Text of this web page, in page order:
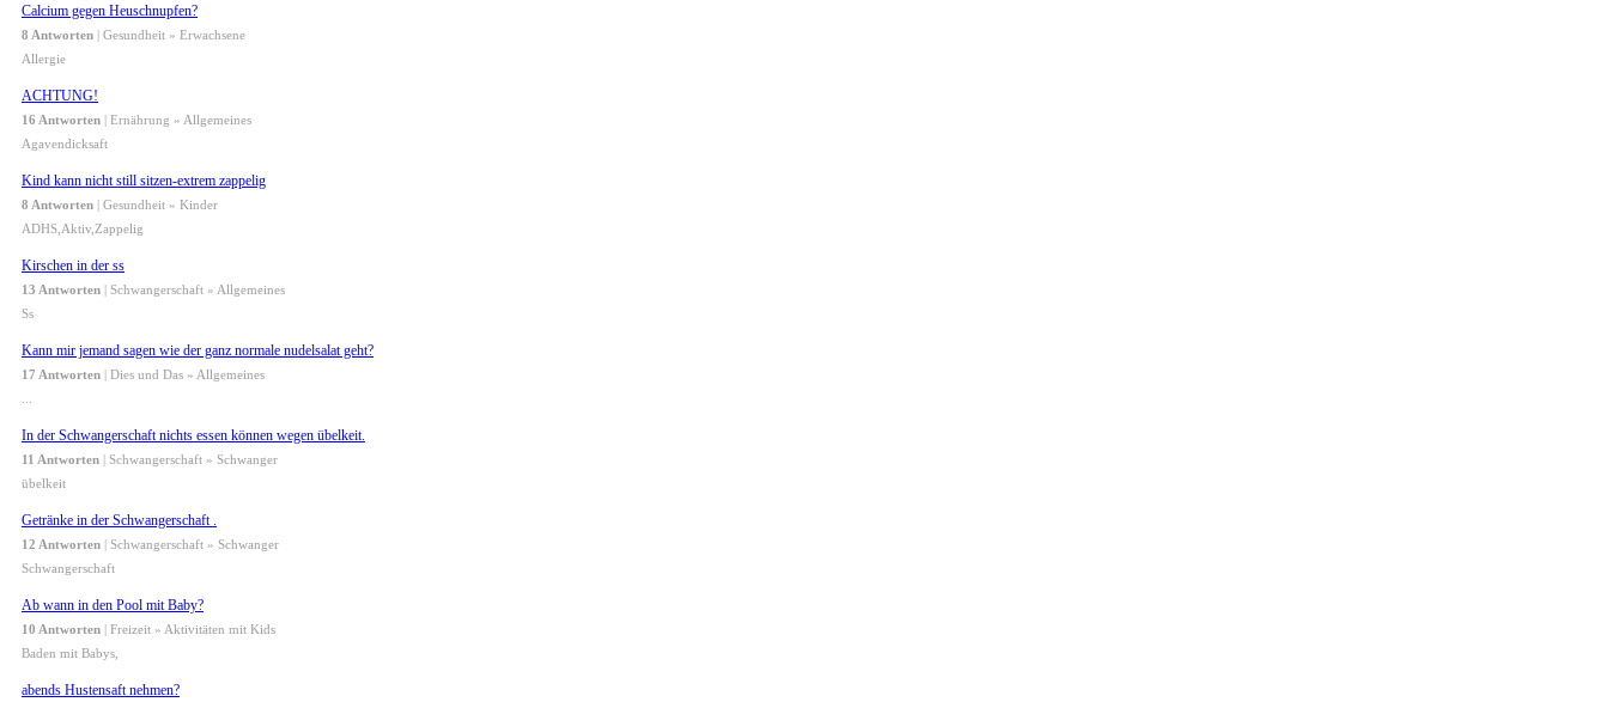
Calcium gegen Heuschnupfen?
8 Antworten | Gesundheit » Erwachsene
Allergie
ACHTUNG!
16 Antworten | Ernährung » Allgemeines
Agavendicksaft
Kind kann nicht still sitzen-extrem zappelig
8 Antworten | Gesundheit » Kinder
ADHS,Aktiv,Zappelig
Kirschen in der ss
13 Antworten | Schwangerschaft » Allgemeines
Ss
Kann mir jemand sagen wie der ganz normale nudelsalat geht?
17 Antworten | Dies und Das » Allgemeines
...
In der Schwangerschaft nichts essen können wegen übelkeit.
11 Antworten | Schwangerschaft » Schwanger
übelkeit
Getränke in der Schwangerschaft .
12 Antworten | Schwangerschaft » Schwanger
Schwangerschaft
Ab wann in den Pool mit Baby?
10 Antworten | Freizeit » Aktivitäten mit Kids
Baden mit Babys,
abends Hustensaft nehmen?